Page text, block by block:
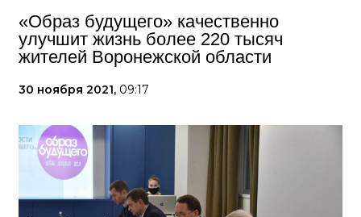
«Образ будущего» качественно
улучшит жизнь более 220 тысяч
жителей Воронежской области
30 ноября 2021, 09:17